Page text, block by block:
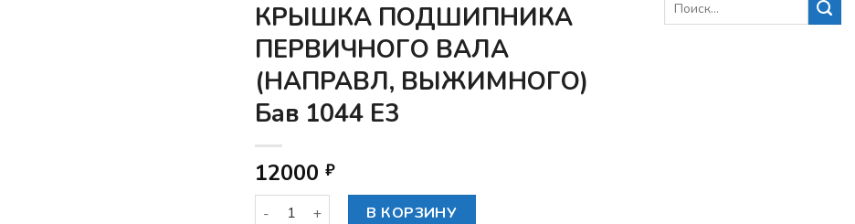
КРЫШКА ПОДШИПНИКА
ПЕРВИЧНОГО ВАЛА
(НАПРАВЛ, ВЫЖИМНОГО)
Бав 1044 Е3
12000 ₽
Количество товара КРЫШКА ПОДШИПНИКА ПЕРВИЧНОГО ВАЛА (НАПРАВЛ,
В КОРЗИНУ